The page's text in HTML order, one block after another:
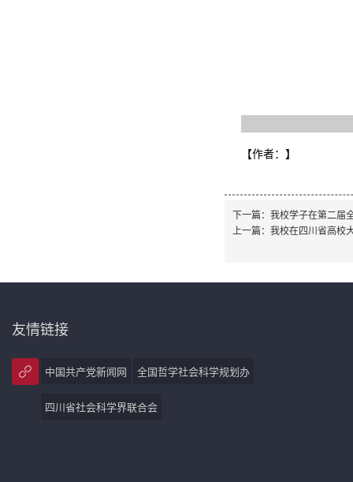
【作者： 】
下一篇： 我校学子在第二届
上一篇： 我校在四川省高校
友情链接
中国共产党新闻网 全国哲学社会科学规划办
四川省社会科学界联合会